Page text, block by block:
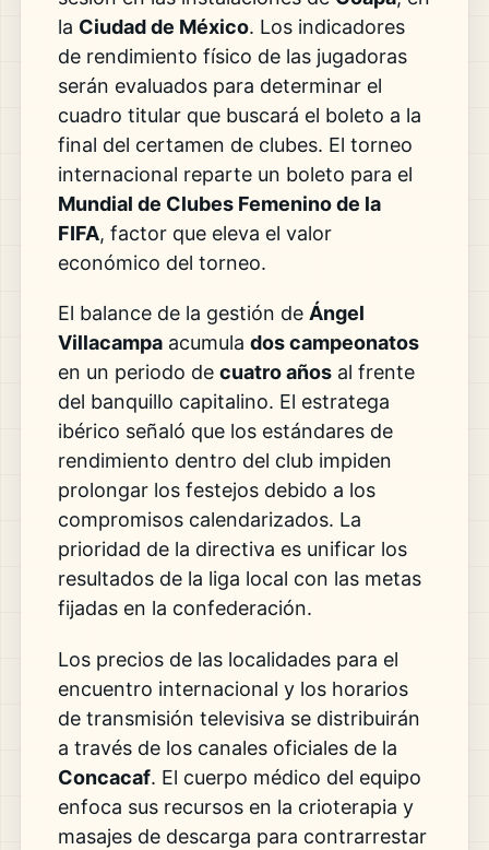
la Ciudad de México. Los indicadores
de rendimiento físico de las jugadoras
serán evaluados para determinar el
cuadro titular que buscará el boleto a la
final del certamen de clubes. El torneo
internacional reparte un boleto para el
Mundial de Clubes Femenino de la
FIFA, factor que eleva el valor
económico del torneo.
El balance de la gestión de Ángel
Villacampaacumula dos campeonatos
en un periodo de cuatro añosal frente
del banquillo capitalino. El estratega
ibérico señaló que los estándares de
rendimiento dentro del club impiden
prolongar los festejos debido a los
compromisos calendarizados. La
prioridad de la directiva es unificar los
resultados de la liga local con las metas
fijadas en la confederación.
Los precios de las localidades para el
encuentro internacional y los horarios
de transmisión televisiva se distribuirán
a través de los canales oficiales de la
Concacaf. El cuerpo médico del equipo
enfoca sus recursos en la crioterapia y
masajes de descarga para contrarrestar